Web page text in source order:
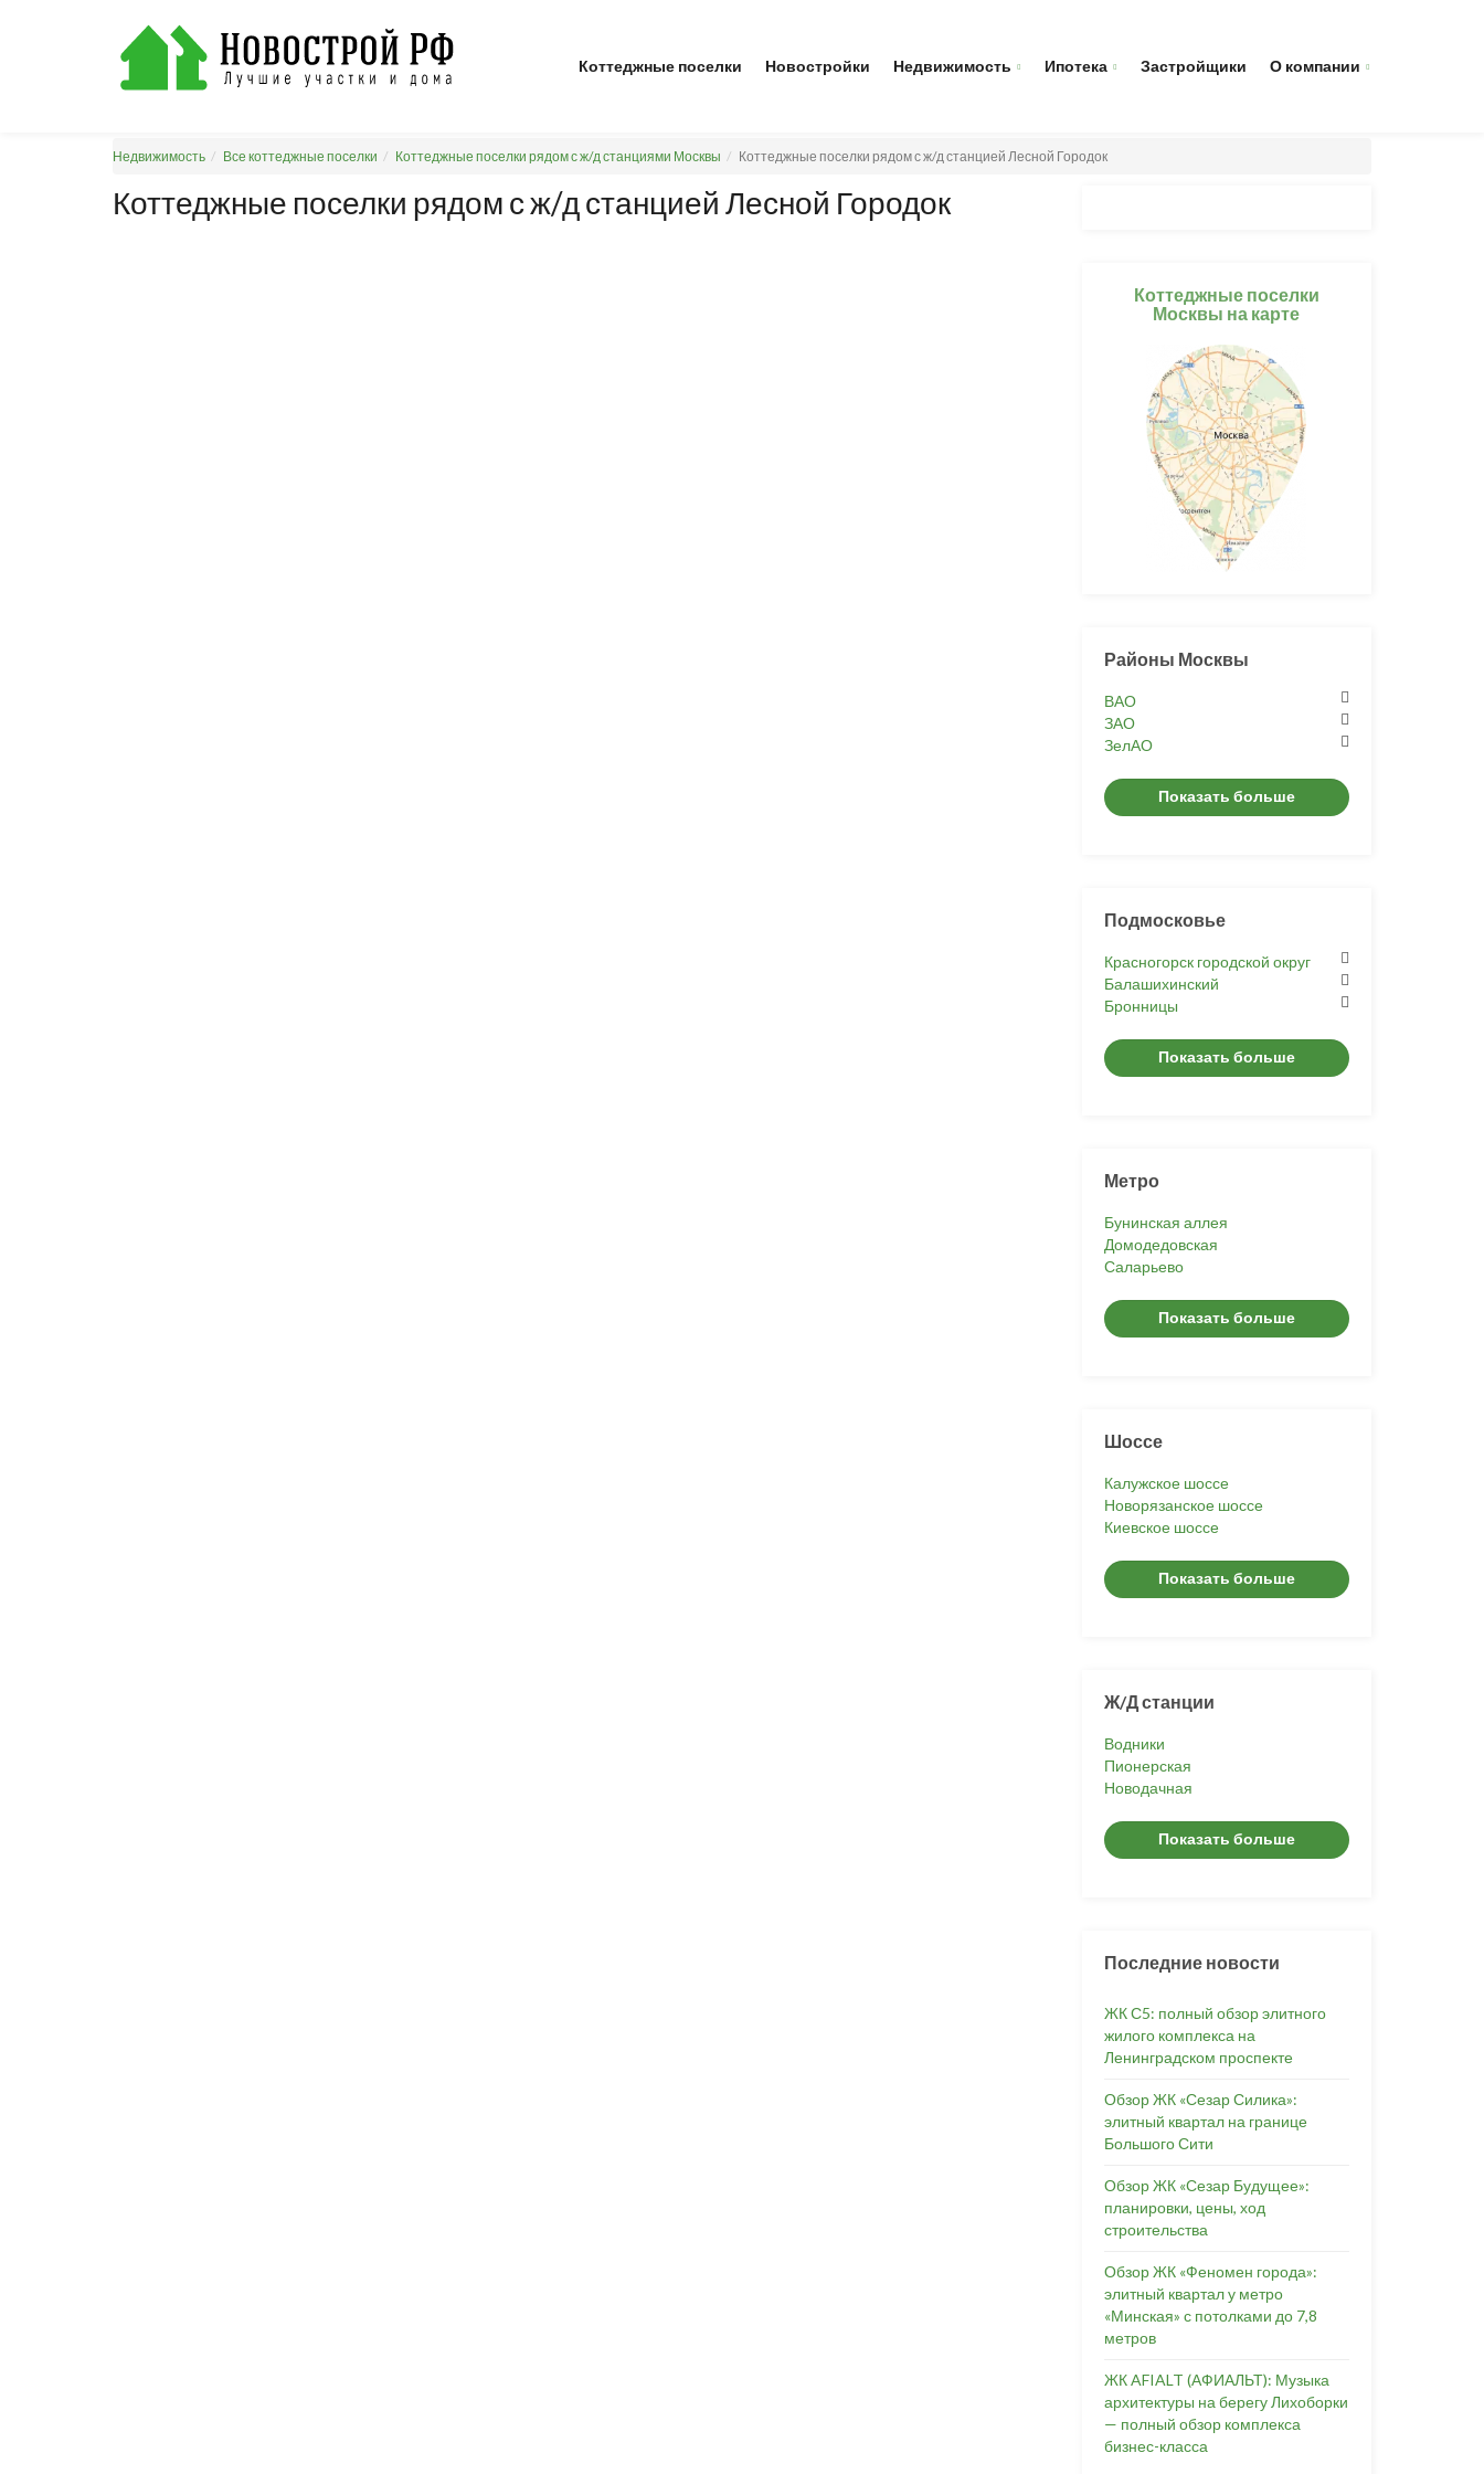
Коттеджные поселки Новостройки Недвижимость Ипотека Застройщики О компании
Недвижимость Все коттеджные поселки Коттеджные поселки рядом с ж/д станциями Москвы Коттеджные поселки рядом с ж/д станцией Лесной Городок
Коттеджные поселки рядом с ж/д станцией Лесной Городок
Коттеджные поселки
Москвы на карте
Районы Москвы
ВАО
ЗАО
ЗелАО
Показать больше
Подмосковье
Красногорск городской округ
Балашихинский
Бронницы
Показать больше
Метро
Бунинская аллея
Домодедовская
Саларьево
Показать больше
Шоссе
Калужское шоссе
Новорязанское шоссе
Киевское шоссе
Показать больше
Ж/Д станции
Водники
Пионерская
Новодачная
Показать больше
Последние новости
ЖК С5: полный обзор элитного
жилого комплекса на
Ленинградском проспекте
Обзор ЖК «Сезар Силика»:
элитный квартал на границе
Большого Сити
Обзор ЖК «Сезар Будущее»:
планировки, цены, ход
строительства
Обзор ЖК «Феномен города»:
элитный квартал у метро
«Минская» с потолками до 7,8
метров
ЖК AFIALT (АФИАЛЬТ): Музыка
архитектуры на берегу Лихоборки
— полный обзор комплекса
бизнес-класса